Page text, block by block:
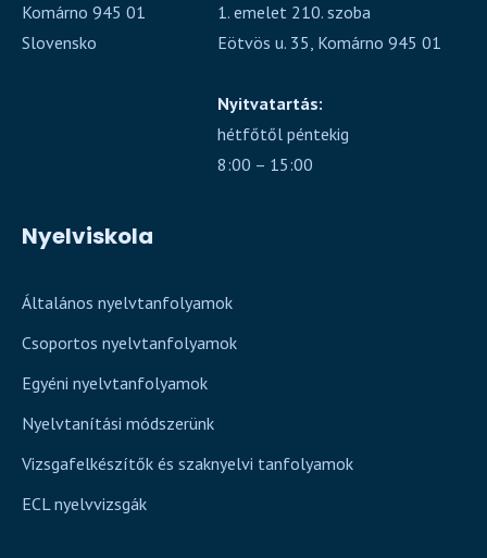
Komárno 945 01
Slovensko
1. emelet 210. szoba
Eötvös u. 35, Komárno 945 01
Nyitvatartás:
hétfőtől péntekig
8:00 – 15:00
Nyelviskola
Általános nyelvtanfolyamok
Csoportos nyelvtanfolyamok
Egyéni nyelvtanfolyamok
Nyelvtanítási módszerünk
Vizsgafelkészítők és szaknyelvi tanfolyamok
ECL nyelvvizsgák